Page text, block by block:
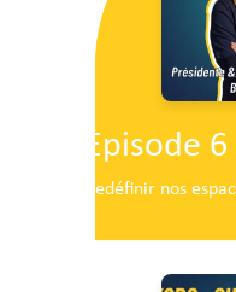
Episode 6
Redéfinir nos